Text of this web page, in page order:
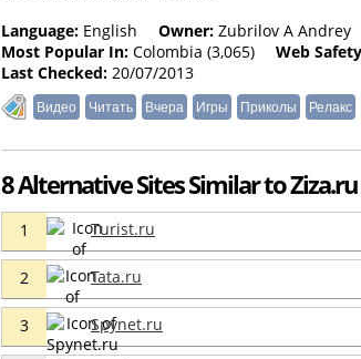
Language: English Owner: Zubrilov A Andrey
Most Popular In: Colombia (3,065) Web
Last Checked: 20/07/2013
Видео Читать Вчера Игры Приколы Релакс
8 Alternative Sites Similar to Ziza.ru
1 Turist.ru
2 Tata.ru
3 Spynet.ru